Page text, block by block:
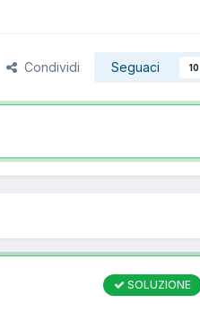
Condividi Seguaci 10
SOLUZIONE